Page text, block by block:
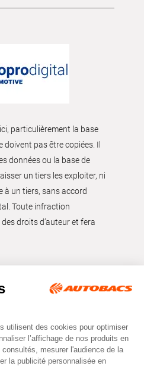
particulièrement la base
doivent pas être copiées. Il
données ou la base de
un tiers les exploiter, ni
à un tiers, sans accord
Toute infraction
droits d’auteur et fera
© Autobacs